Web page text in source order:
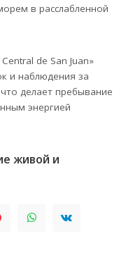
в расслабленной
de San Juan»
и наблюдения за
делает пребывание
энергией
живой и